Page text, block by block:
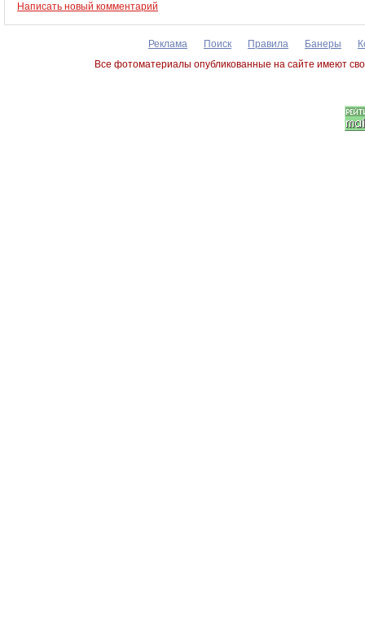
Написать новый комментарий
Реклама Поиск Правила Банеры
Все фотоматериалы опубликованные на сайте имеют